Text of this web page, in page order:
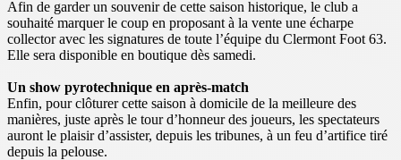
Afin de garder un souvenir de cette saison historique, le club a
souhaité marquer le coup en proposant à la vente une écharpe
collector avec les signatures de toute l’équipe du Clermont Foot 63.
Elle sera disponible en boutique dès samedi.
Un show pyrotechnique en après-match
Enfin, pour clôturer cette saison à domicile de la meilleure des
manières, juste après le tour d’honneur des joueurs, les spectateurs
auront le plaisir d’assister, depuis les tribunes, à un feu d’artifice tiré
depuis la pelouse.